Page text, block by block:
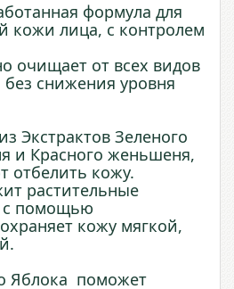
формула для
лица, с контролем
очищает от всех видов
снижения уровня
Экстрактов Зеленого
и Красного женьшеня,
отбелить кожу.
растительные
с помощью
кожу мягкой,
Яблока поможет